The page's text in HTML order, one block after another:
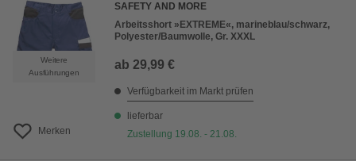
Weitere
Ausführungen
Merken
SAFETY AND MORE
Arbeitsshort »EXTREME«, marineblau/schwarz,
Polyester/Baumwolle, Gr. XXXL
ab 29,99 €
Verfügbarkeit im Markt prüfen
lieferbar
Zustellung 19.08. - 21.08.